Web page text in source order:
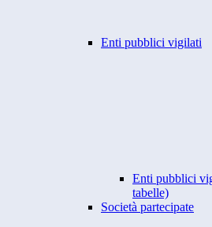
Enti pubblici vigilati
Enti pubblici
tabelle)
Società partecipate